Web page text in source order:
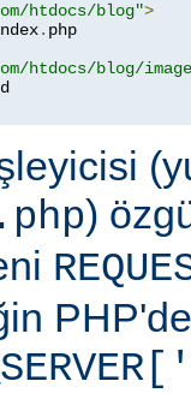
htdocs/blog">
.
htdocs/blog/
)